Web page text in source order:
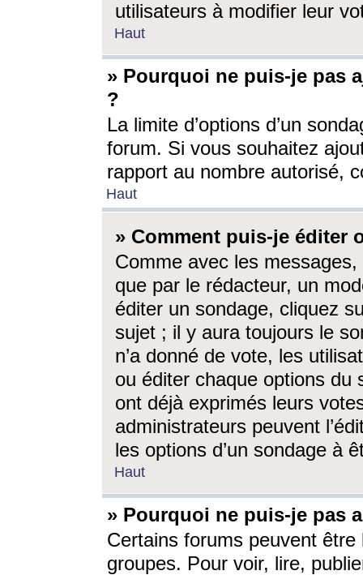
utilisateurs à modifier leur
Haut
» Pourquoi ne puis-je pas
?
La limite d’options d’un
forum. Si vous souhaitez
rapport au nombre autorisé,
Haut
» Comment puis-je éditer
Comme avec les
que par le rédacteur, un
éditer un sondage, cliquez
sujet ; il y aura toujours le
n’a donné de vote, les
ou éditer chaque options du
ont déjà exprimés leurs
administrateurs peuvent
les options d’un sondage à
Haut
» Pourquoi ne puis-je pas
Certains forums peuvent être
groupes. Pour voir, lire,